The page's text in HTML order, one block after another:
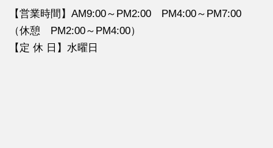
【営業時間】AM9:00～PM2:00 PM4:00～PM7:00
（休憩 PM2:00～PM4:00）
【定 休 日】水曜日